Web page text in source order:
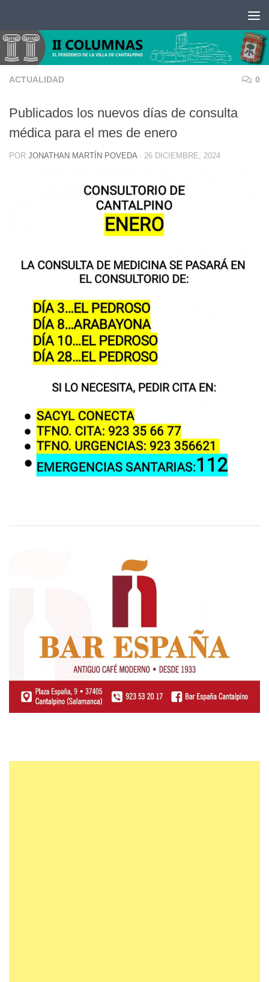
ACTUALIDAD 0
Publicados los nuevos días de consulta
médica para el mes de enero
POR JONATHAN MARTÍN POVEDA · 26 DICIEMBRE, 2024